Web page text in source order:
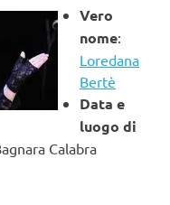
Vero
nome:
Loredana
Bertè
Data e
luogo di
Calabra